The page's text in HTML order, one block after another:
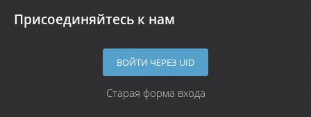
Присоединяйтесь к нам
ВОЙТИ ЧЕРЕЗ UID
Старая форма входа